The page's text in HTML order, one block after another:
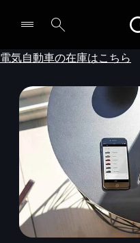
電気自動車の在庫はこちら